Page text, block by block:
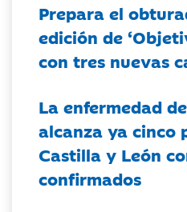
Prepara el
edición de
con tres nuevas
La enfermedad
alcanza ya cinco
Castilla y León
confirmados